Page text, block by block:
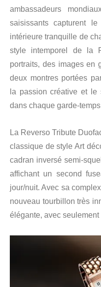
ambassadeurs
saisissants capturent
intérieure tranquille de
style intemporel de la
portraits, des images en
deux montres portées
la passion créative et le
dans chaque garde-
La Reverso Tribute
classique de style Art
cadran inversé semi-
affichant un second
jour/nuit. Avec sa
nouveau tourbillon très
élégante, avec seulement